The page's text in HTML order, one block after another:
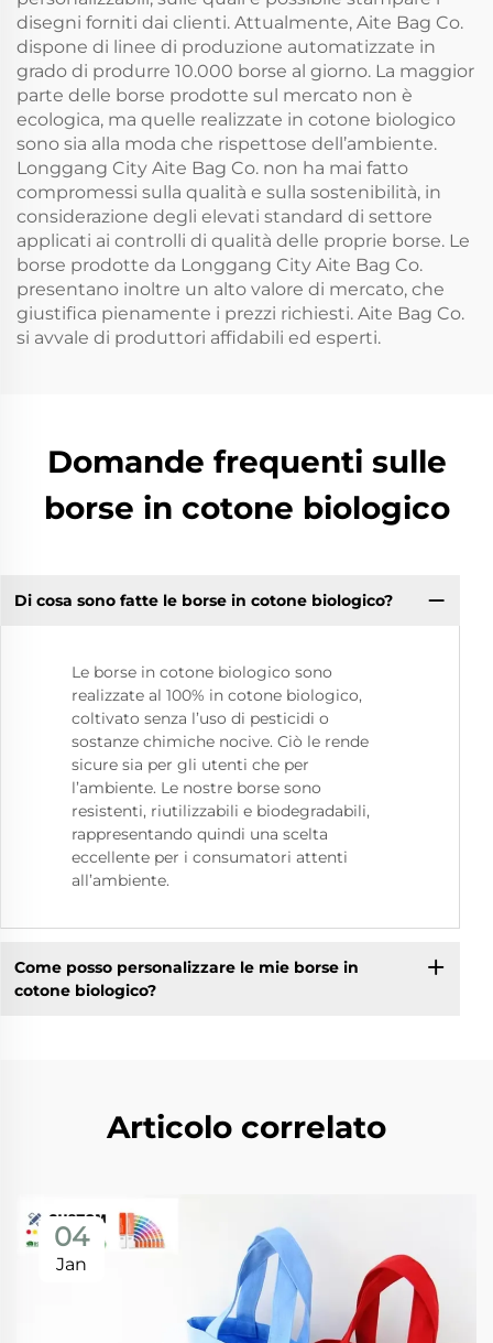
disegni forniti dai clienti. Attualmente, Aite Bag Co.
dispone di linee di produzione automatizzate in
grado di produrre 10.000 borse al giorno. La maggior
parte delle borse prodotte sul mercato non è
ecologica, ma quelle realizzate in cotone biologico
sono sia alla moda che rispettose dell’ambiente.
Longgang City Aite Bag Co. non ha mai fatto
compromessi sulla qualità e sulla sostenibilità, in
considerazione degli elevati standard di settore
applicati ai controlli di qualità delle proprie borse. Le
borse prodotte da Longgang City Aite Bag Co.
presentano inoltre un alto valore di mercato, che
giustifica pienamente i prezzi richiesti. Aite Bag Co.
si avvale di produttori affidabili ed esperti.
Domande frequenti sulle
borse in cotone biologico
Di cosa sono fatte le borse in cotone biologico?
Le borse in cotone biologico sono
realizzate al 100% in cotone biologico,
coltivato senza l’uso di pesticidi o
sostanze chimiche nocive. Ciò le rende
sicure sia per gli utenti che per
l’ambiente. Le nostre borse sono
resistenti, riutilizzabili e biodegradabili,
rappresentando quindi una scelta
eccellente per i consumatori attenti
all’ambiente.
Come posso personalizzare le mie borse in
cotone biologico?
Articolo correlato
04
Jan